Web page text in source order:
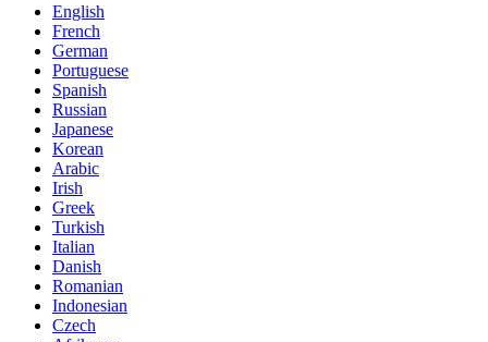
English
French
German
Portuguese
Spanish
Russian
Japanese
Korean
Arabic
Irish
Greek
Turkish
Italian
Danish
Romanian
Indonesian
Czech